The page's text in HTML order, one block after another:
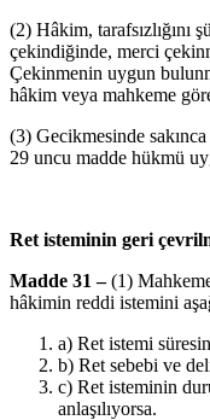
(2) Hâkim, tarafsızlığını
çekindiğinde, merci
Çekinmenin uygun
hâkim veya mahkeme
(3) Gecikmesinde
29 uncu madde hükmü
Ret isteminin geri
Madde 31 –(1)
hâkimin reddi istemini
a) Ret istemi
b) Ret sebebi ve
c) Ret isteminin
anlaşılıyorsa.